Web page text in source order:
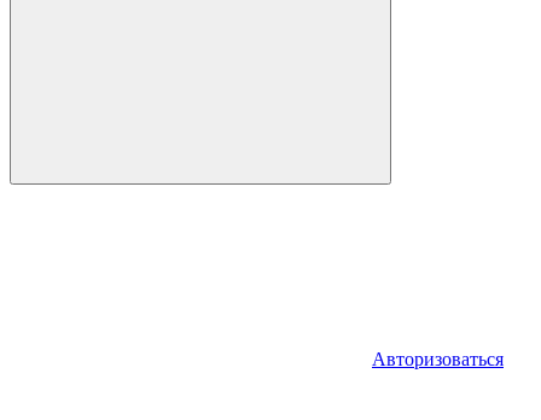
Авторизоваться